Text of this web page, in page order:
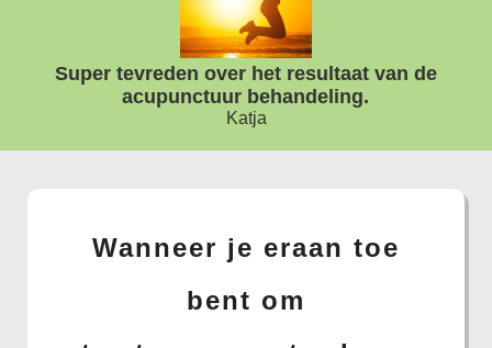
Super tevreden over het resultaat van de
acupunctuur behandeling.
Katja
Wanneer je eraan toe
bent om